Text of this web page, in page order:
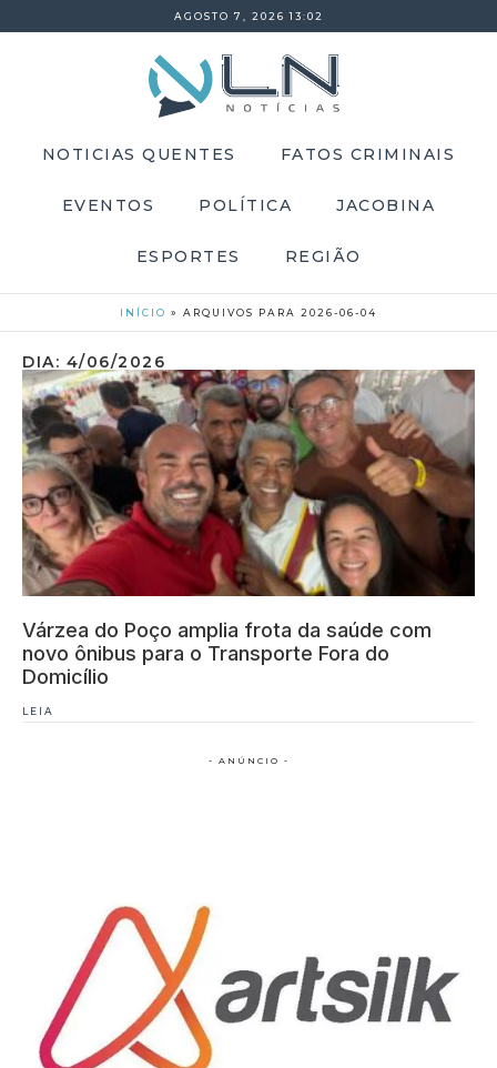
AGOSTO 7, 2026 13:02
NOTICIAS QUENTES FATOS CRIMINAIS
EVENTOS POLÍTICA JACOBINA
ESPORTES REGIÃO
INÍCIO » ARQUIVOS PARA 2026-06-04
DIA: 4/06/2026
Várzea do Poço amplia frota da saúde com
novo ônibus para o Transporte Fora do
Domicílio
LEIA
- ANÚNCIO -